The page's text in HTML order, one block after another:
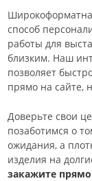
способ
работы для
близким. Наш
позволяет
прямо на сайте,
Доверьте свои
позаботимся о
ожидания, а
изделия на
закажите прямо